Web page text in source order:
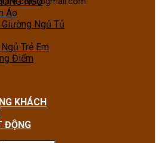
Áo
Ngủ Tủ
Trẻ Em
Điểm
KHÁCH
ĐỘNG